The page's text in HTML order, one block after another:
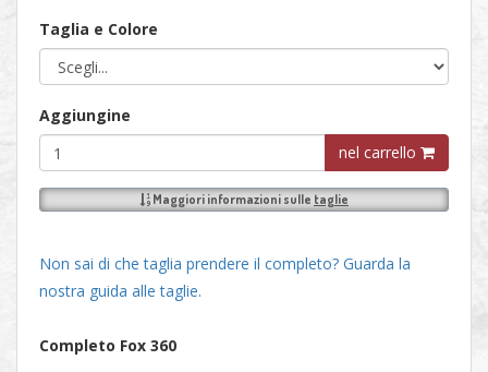
Taglia e Colore
Aggiungine
nel carrello
Maggiori informazioni sulle taglie
Non sai di che taglia prendere il completo? Guarda la
nostra guida alle taglie.
Completo Fox 360